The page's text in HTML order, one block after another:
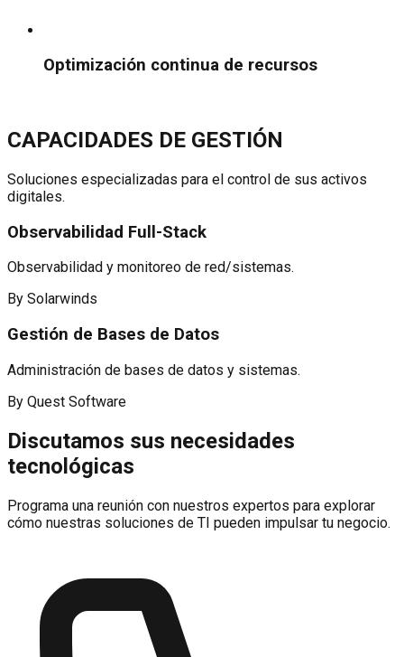
Optimización continua de recursos
CAPACIDADES DE GESTIÓN
Soluciones especializadas para el control de sus activos
digitales.
Observabilidad Full-Stack
Observabilidad y monitoreo de red/sistemas.
By Solarwinds
Gestión de Bases de Datos
Administración de bases de datos y sistemas.
By Quest Software
Discutamos sus necesidades
tecnológicas
Programa una reunión con nuestros expertos para explorar
cómo nuestras soluciones de TI pueden impulsar tu negocio.